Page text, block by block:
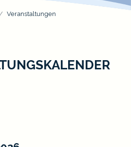
Veranstaltungen